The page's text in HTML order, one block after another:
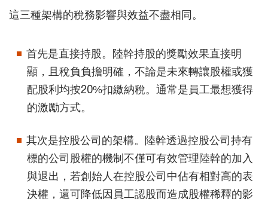
這三種架構的稅務影響與效益不盡相同。
首先是直接持股。陸幹持股的獎勵效果直接明
顯，且稅負負擔明確，不論是未來轉讓股權或獲
配股利均按20%扣繳納稅。通常是員工最想獲得
的激勵方式。
其次是控股公司的架構。陸幹透過控股公司持有
標的公司股權的機制不僅可有效管理陸幹的加入
與退出，若創始人在控股公司中佔有相對高的表
決權，還可降低因員工認股而造成股權稀釋的影